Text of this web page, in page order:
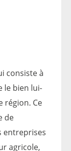
consiste à
le bien lui-
région. Ce
de
entreprises
agricole,